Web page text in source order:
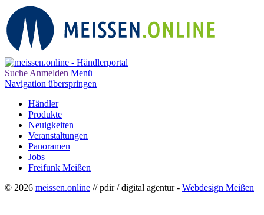
Suche Anmelden Menü
Navigation überspringen
Händler
Produkte
Neuigkeiten
Veranstaltungen
Panoramen
Jobs
Freifunk Meißen
© 2026 meissen.online // pdir / digital agentur - Webdesign Meißen